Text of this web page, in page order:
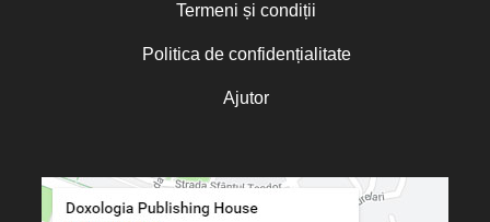
Termeni și condiții
Politica de confidențialitate
Ajutor